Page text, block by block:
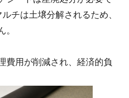
チは土壌分解されるため、
。
費用が削減され、経済的負